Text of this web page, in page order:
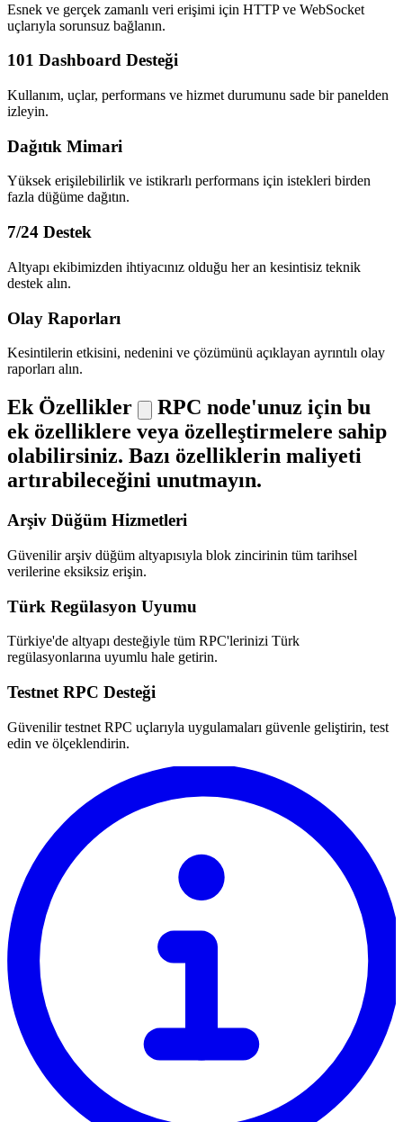
Esnek ve gerçek zamanlı veri erişimi için HTTP ve WebSocket
uçlarıyla sorunsuz bağlanın.
101 Dashboard Desteği
Kullanım, uçlar, performans ve hizmet durumunu sade bir panelden
izleyin.
Dağıtık Mimari
Yüksek erişilebilirlik ve istikrarlı performans için istekleri birden
fazla düğüme dağıtın.
7/24 Destek
Altyapı ekibimizden ihtiyacınız olduğu her an kesintisiz teknik
destek alın.
Olay Raporları
Kesintilerin etkisini, nedenini ve çözümünü açıklayan ayrıntılı olay
raporları alın.
Ek Özellikler
RPC node'unuz için bu
ek özelliklere veya özelleştirmelere sahip
olabilirsiniz. Bazı özelliklerin maliyeti
artırabileceğini unutmayın.
Arşiv Düğüm Hizmetleri
Güvenilir arşiv düğüm altyapısıyla blok zincirinin tüm tarihsel
verilerine eksiksiz erişin.
Türk Regülasyon Uyumu
Türkiye'de altyapı desteğiyle tüm RPC'lerinizi Türk
regülasyonlarına uyumlu hale getirin.
Testnet RPC Desteği
Güvenilir testnet RPC uçlarıyla uygulamaları güvenle geliştirin, test
edin ve ölçeklendirin.